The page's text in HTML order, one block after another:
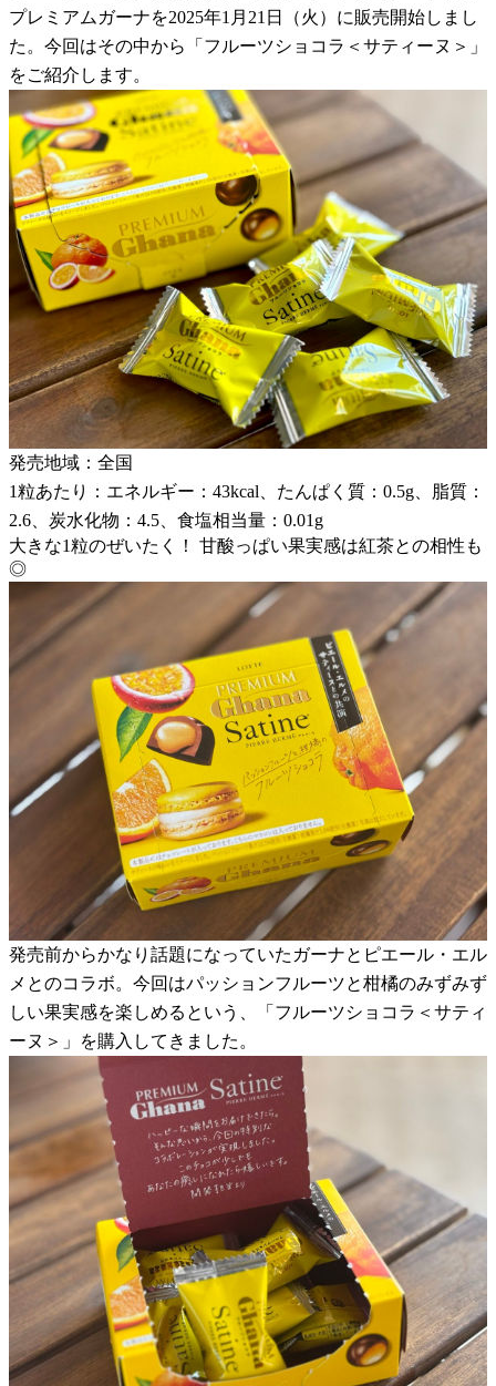
プレミアムガーナを2025年1月21日（火）に販売開始しまし
た。今回はその中から「フルーツショコラ＜サティーヌ＞」
をご紹介します。
発売地域：全国
1粒あたり：エネルギー：43kcal、たんぱく質：0.5g、脂質：
2.6、炭水化物：4.5、食塩相当量：0.01g
大きな1粒のぜいたく！ 甘酸っぱい果実感は紅茶との相性も
◎
発売前からかなり話題になっていたガーナとピエール・エル
メとのコラボ。今回はパッションフルーツと柑橘のみずみず
しい果実感を楽しめるという、「フルーツショコラ＜サティ
ーヌ＞」を購入してきました。